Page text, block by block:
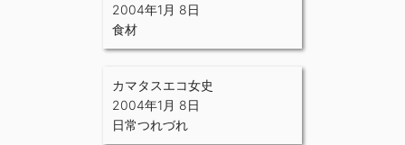
2004年1月 8日
食材
カマタスエコ女史
2004年1月 8日
日常つれづれ